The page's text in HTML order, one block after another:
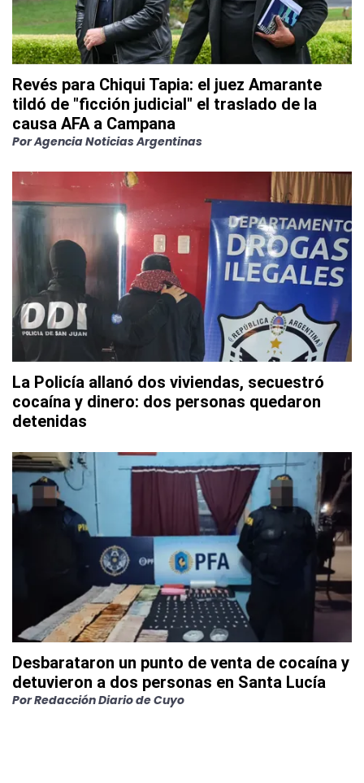
Revés para Chiqui Tapia: el juez Amarante
tildó de "ficción judicial" el traslado de la
causa AFA a Campana
PorAgencia Noticias Argentinas
La Policía allanó dos viviendas, secuestró
cocaína y dinero: dos personas quedaron
detenidas
Desbarataron un punto de venta de cocaína y
detuvieron a dos personas en Santa Lucía
PorRedacción Diario de Cuyo